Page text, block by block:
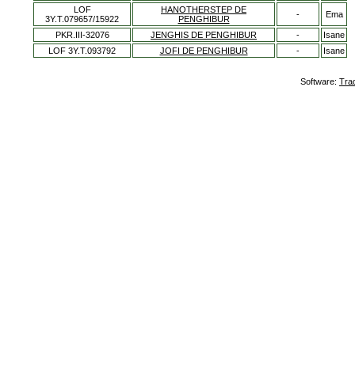
LOF
3Y.T.079657/15922
HANOTHERSTEP DE
PENGHIBUR
- Ema
PKR.III-32076 JENGHIS DE PENGHIBUR -
Isane
LOF 3Y.T.093792
JOFI DE PENGHIBUR - Isane
Software: